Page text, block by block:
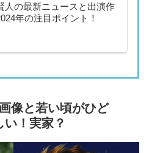
人の最新ニュースと出演作
年の注目ポイント！
像と若い頃がひど
！実家？